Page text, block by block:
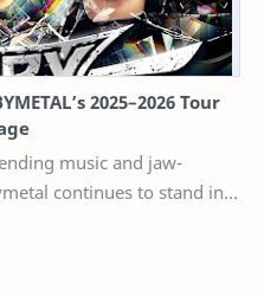
2025–2026 Tour
music and jaw-
in a